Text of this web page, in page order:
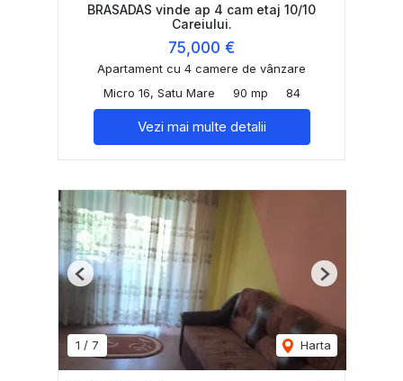
BRASADAS vinde ap 4 cam etaj 10/10
Careiului.
75,000 €
Apartament cu 4 camere de vânzare
Micro 16, Satu Mare
90 mp 84
Vezi mai multe detalii
1 / 7 Harta
Previous Next